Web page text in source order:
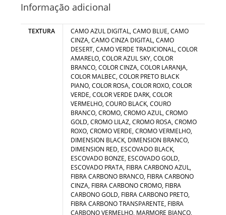
Informação adicional
TEXTURA
CAMO AZUL DIGITAL, CAMO BLUE, CAMO
CINZA, CAMO CINZA DIGITAL, CAMO
DESERT, CAMO VERDE TRADICIONAL, COLOR
AMARELO, COLOR AZUL SKY, COLOR
BRANCO, COLOR CINZA, COLOR LARANJA,
COLOR MALBEC, COLOR PRETO BLACK
PIANO, COLOR ROSA, COLOR ROXO, COLOR
VERDE, COLOR VERDE DARK, COLOR
VERMELHO, COURO BLACK, COURO
BRANCO, CROMO, CROMO AZUL, CROMO
GOLD, CROMO LILAZ, CROMO ROSA, CROMO
ROXO, CROMO VERDE, CROMO VERMELHO,
DIMENSION BLACK, DIMENSION BRANCO,
DIMENSION RED, ESCOVADO BLACK,
ESCOVADO BONZE, ESCOVADO GOLD,
ESCOVADO PRATA, FIBRA CARBONO AZUL,
FIBRA CARBONO BRANCO, FIBRA CARBONO
CINZA, FIBRA CARBONO CROMO, FIBRA
CARBONO GOLD, FIBRA CARBONO PRETO,
FIBRA CARBONO TRANSPARENTE, FIBRA
CARBONO VERMELHO, MARMORE BIANCO,